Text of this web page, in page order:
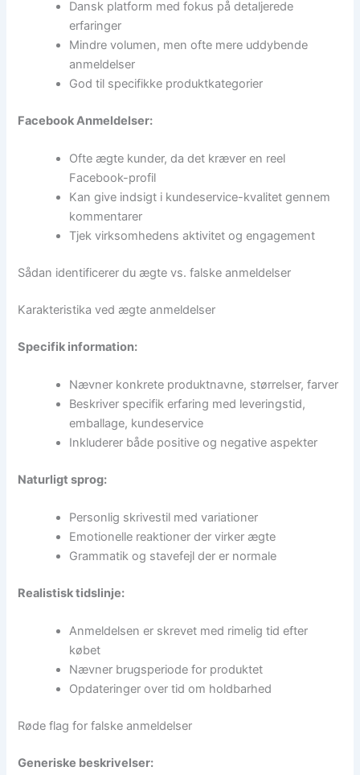
Dansk platform med fokus på detaljerede
erfaringer
Mindre volumen, men ofte mere uddybende
anmeldelser
God til specifikke produktkategorier
Facebook Anmeldelser:
Ofte ægte kunder, da det kræver en reel
Facebook-profil
Kan give indsigt i kundeservice-kvalitet gennem
kommentarer
Tjek virksomhedens aktivitet og engagement
Sådan identificerer du ægte vs. falske anmeldelser
Karakteristika ved ægte anmeldelser
Specifik information:
Nævner konkrete produktnavne, størrelser, farver
Beskriver specifik erfaring med leveringstid,
emballage, kundeservice
Inkluderer både positive og negative aspekter
Naturligt sprog:
Personlig skrivestil med variationer
Emotionelle reaktioner der virker ægte
Grammatik og stavefejl der er normale
Realistisk tidslinje:
Anmeldelsen er skrevet med rimelig tid efter
købet
Nævner brugsperiode for produktet
Opdateringer over tid om holdbarhed
Røde flag for falske anmeldelser
Generiske beskrivelser: